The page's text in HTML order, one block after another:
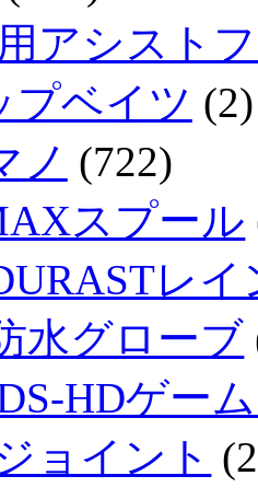
アシスト
プベイツ (2)
ノ (722)
スプール
レ
水グローブ
HDゲー
ョイント